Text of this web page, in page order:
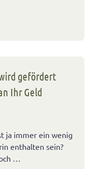
gefördert
Ihr Geld
ja immer ein wenig
enthalten sein?
…